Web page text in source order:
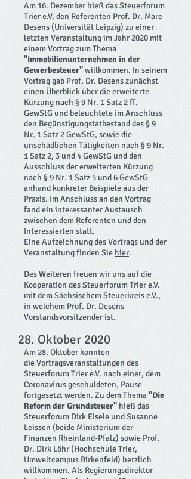
Am 16. Dezember hieß das Steuerforum
Trier e.V. den Referenten Prof. Dr. Marc
Desens (Universität Leipzig) zu einer
letzten Veranstaltung im Jahr 2020 mit
einem Vortrag zum Thema
"Immobilienunternehmen in der
Gewerbesteuer"willkommen. In seinem
Vortrag gab Prof. Dr. Desens zunächst
einen Überblick über die erweiterte
Kürzung nach § 9 Nr. 1 Satz 2 ff.
GewStG und beleuchtete im Anschluss
den Begünstigungstatbestand des § 9
Nr. 1 Satz 2 GewStG, sowie die
unschädlichen Tätigkeiten nach § 9 Nr.
1 Satz 2, 3 und 4 GewStG und den
Ausschluss der erweiterten Kürzung
nach § 9 Nr. 1 Satz 5 und 6 GewStG
anhand konkreter Beispiele aus der
Praxis. Im Anschluss an den Vortrag
fand ein interessanter Austausch
zwischen dem Referenten und den
Interessierten statt.
Eine Aufzeichnung des Vortrags und der
Veranstaltung finden Sie hier.
Des Weiteren freuen wir uns auf die
Kooperation des Steuerforum Trier e.V.
mit dem Sächsischem Steuerkreis e.V.,
in welchem Prof. Dr. Desens
Vorstandsvorsitzender ist.
28. Oktober 2020
Am 28. Oktober konnten
dieVortragsveranstaltungen des
Steuerforum Trier e.V. nach einer, dem
Coronavirus geschuldeten, Pause
fortgesetzt werden. Zu dem Thema"Die
Reform der Grundsteuer" hieß das
Steuerforum Dirk Eisele und Susanne
Leissen (beide Ministerium der
Finanzen Rheinland-Pfalz) sowie Prof.
Dr. Dirk Löhr (Hochschule Trier,
Umweltcampus Birkenfeld) herzlich
willkommen. Als Regierungsdirektor